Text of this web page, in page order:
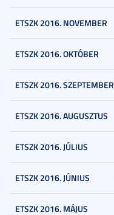
ETSZK 2016. NOVEMBER
ETSZK 2016. OKTÓBER
ETSZK 2016. SZEPTEMBER
ETSZK 2016. AUGUSZTUS
ETSZK 2016. JÚLIUS
ETSZK 2016. JÚNIUS
ETSZK 2016. MÁJUS